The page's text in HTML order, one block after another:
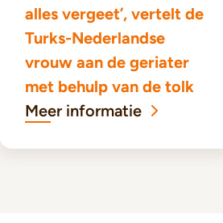
alles vergeet’, vertelt de
Turks-Nederlandse
vrouw aan de geriater
met behulp van de tolk
Meer informatie